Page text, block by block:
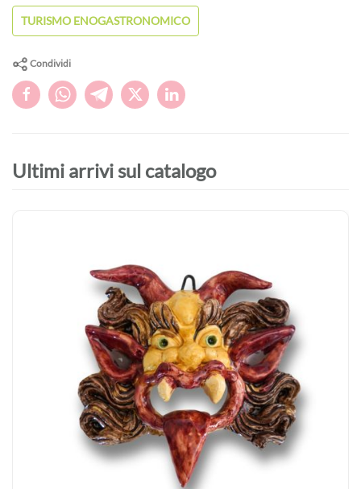
TURISMO ENOGASTRONOMICO
Condividi
Ultimi arrivi sul catalogo